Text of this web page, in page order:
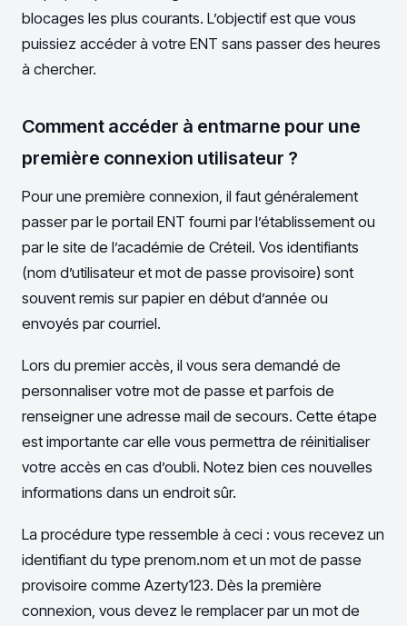
blocages les plus courants. L’objectif est que vous
puissiez accéder à votre ENT sans passer des heures
à chercher.
Comment accéder à entmarne pour une
première connexion utilisateur ?
Pour une première connexion, il faut généralement
passer par le portail ENT fourni par l’établissement ou
par le site de l’académie de Créteil. Vos identifiants
(nom d’utilisateur et mot de passe provisoire) sont
souvent remis sur papier en début d’année ou
envoyés par courriel.
Lors du premier accès, il vous sera demandé de
personnaliser votre mot de passe et parfois de
renseigner une adresse mail de secours. Cette étape
est importante car elle vous permettra de réinitialiser
votre accès en cas d’oubli. Notez bien ces nouvelles
informations dans un endroit sûr.
La procédure type ressemble à ceci : vous recevez un
identifiant du type prenom.nom et un mot de passe
provisoire comme Azerty123. Dès la première
connexion, vous devez le remplacer par un mot de